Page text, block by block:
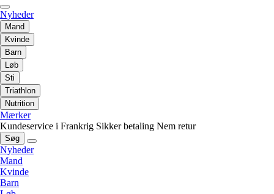
Nyheder
Mand
Kvinde
Barn
Løb
Sti
Triathlon
Nutrition
Mærker
Kundeservice i Frankrig Sikker betaling Nem retur
Søg
Nyheder
Mand
Kvinde
Barn